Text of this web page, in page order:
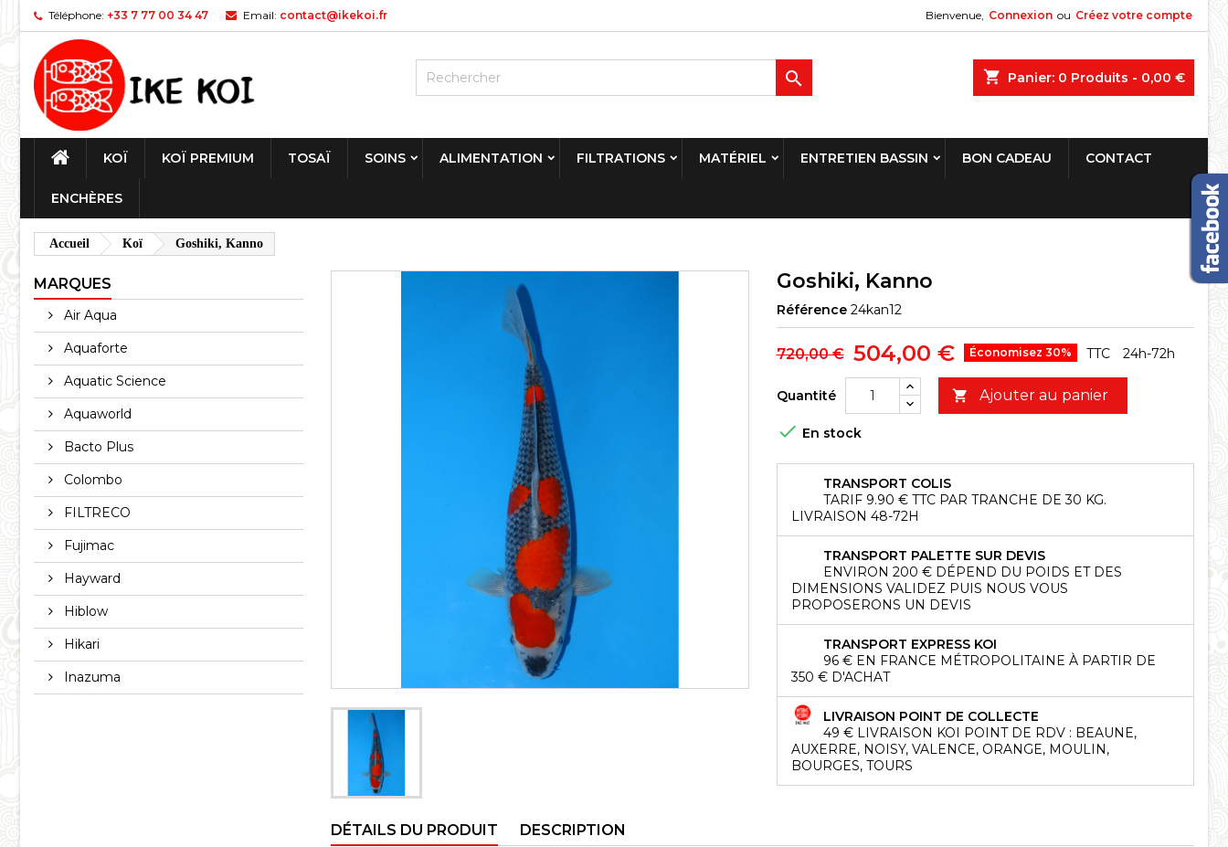
Téléphone: +33 7 77 00 34 47 Email: contact@ikekoi.fr Bienvenue, Connexion ou Créez votre compte
shopping_cart Panier: 0 Produits - 0,00 €

KOÏ KOÏ PREMIUM TOSAÏ SOINS ALIMENTATION FILTRATIONS MATÉRIEL ENTRETIEN BASSIN BON CADEAU CONTACT
ENCHÈRES
Accueil Koï Goshiki, Kanno
MARQUES
Air Aqua
Aquaforte
Aquatic Science
Aquaworld
Bacto Plus
Colombo
FILTRECO
Fujimac
Hayward
Hiblow
Hikari
Inazuma
Goshiki, Kanno
Référence 24kan12
720,00 € 504,00 € Économisez 30% TTC 24h-72h
Quantité  Ajouter au panier
 En stock
TRANSPORT COLIS
TARIF 9.90 € TTC PAR TRANCHE DE 30 KG.
LIVRAISON 48-72H
TRANSPORT PALETTE SUR DEVIS
ENVIRON 200 € DÉPEND DU POIDS ET DES
DIMENSIONS VALIDEZ PUIS NOUS VOUS
PROPOSERONS UN DEVIS
TRANSPORT EXPRESS KOI
96 € EN FRANCE MÉTROPOLITAINE À PARTIR DE
350 € D'ACHAT
LIVRAISON POINT DE COLLECTE
49 € LIVRAISON KOI POINT DE RDV : BEAUNE,
AUXERRE, NOISY, VALENCE, ORANGE, MOULIN,
BOURGES, TOURS
DÉTAILS DU PRODUIT DESCRIPTION